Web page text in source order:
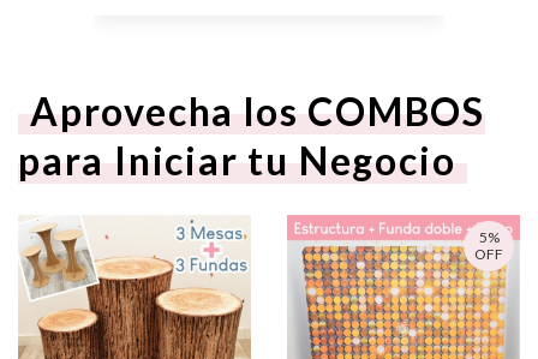
Aprovecha los COMBOS
para Iniciar tu Negocio
5%
OFF